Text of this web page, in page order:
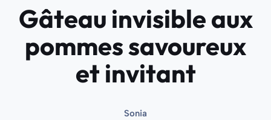
Gâteau invisible aux
pommes savoureux
et invitant
Sonia